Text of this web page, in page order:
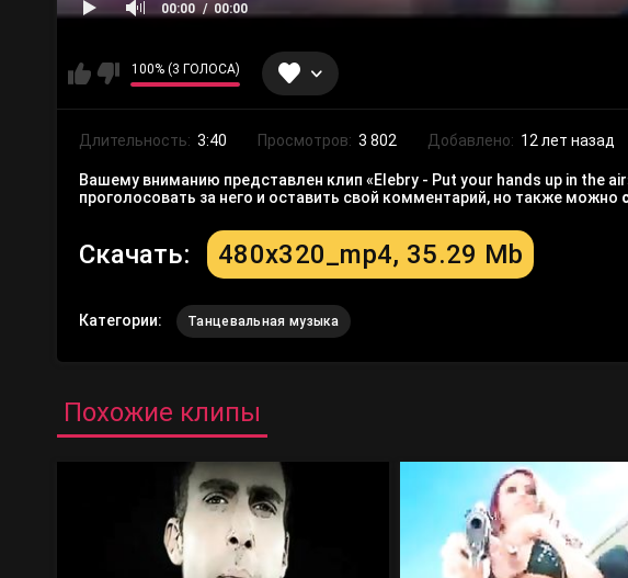
00:00 00:00
100% (3 ГОЛОСА)
Длительность: 3:40 Просмотров: 3 802 Добавлено: 12 лет назад
Вашему вниманию представлен клип «Elebry - Put your hands up in the
проголосовать за него и оставить свой комментарий, но также можно
Скачать: 480x320_mp4, 35.29 Mb
Категории: Танцевальная музыка
Похожие клипы